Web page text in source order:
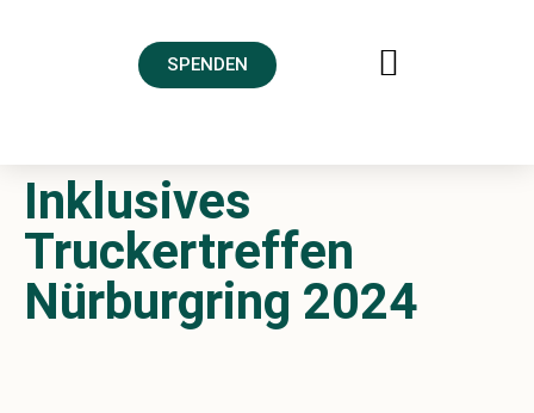
SPENDEN
Inklusives
Truckertreffen
Nürburgring 2024